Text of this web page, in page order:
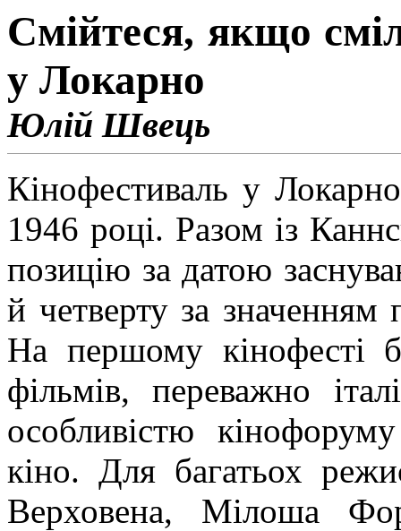
Смійтеся, якщо
у Локарно
Юлій Швець
Кінофестиваль у
1946 році. Разом із
позицію за датою
й четверту за значенням
На першому кінофесті
фільмів, переважно
особливістю
кіно. Для багатьох
Верховена, Мілоша